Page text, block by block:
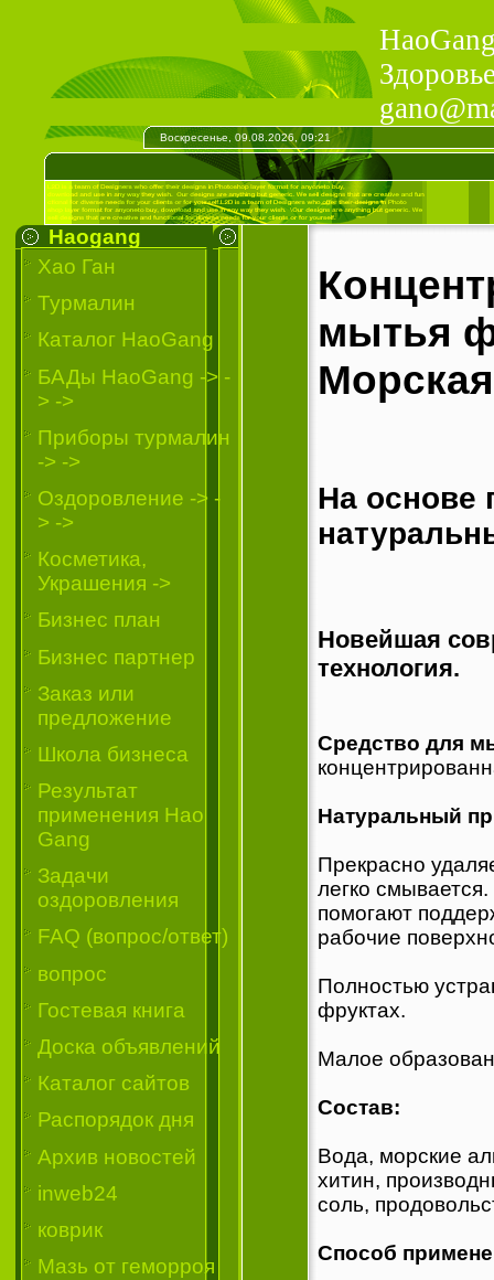
Воскресенье, 09.08.2026, 09:21
Haogang
Хао Ган
Турмалин
Каталог HaoGang
БАДы HaoGang -> -
> ->
Приборы турмалин
-> ->
Oздоровление -> -
> ->
Косметика,
Украшения ->
Бизнес план
Бизнес партнер
Заказ или
предложение
Школа бизнеса
Результат
применения Hao
Gang
Задачи
оздоровления
FAQ (вопрос/ответ)
вопрос
Гостевая книга
Доска объявлений
Каталог сайтов
Распорядок дня
Архив новостей
inweb24
коврик
Мазь от геморроя
мытья
На основе
Новейшая
технология.
Средство для
Натуральный
Прекрасно
легко
помогают
рабочие
Полностью
фруктах.
Малое
Состав:
Вода, морские
хитин,
соль,
Способ